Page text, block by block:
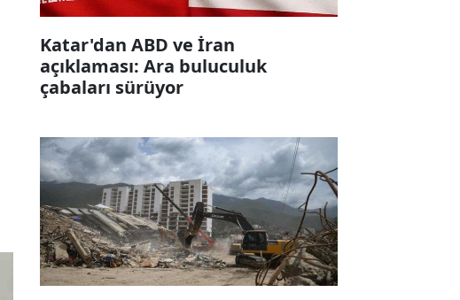
Katar'dan ABD ve İran
açıklaması: Ara buluculuk
çabaları sürüyor